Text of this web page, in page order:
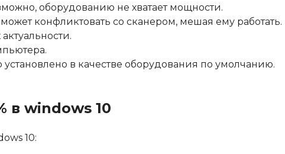
оборудованию не хватает мощности.
конфликтовать со сканером, мешая ему работать.
установлено в качестве оборудования по умолчанию.
в windows 10
10: